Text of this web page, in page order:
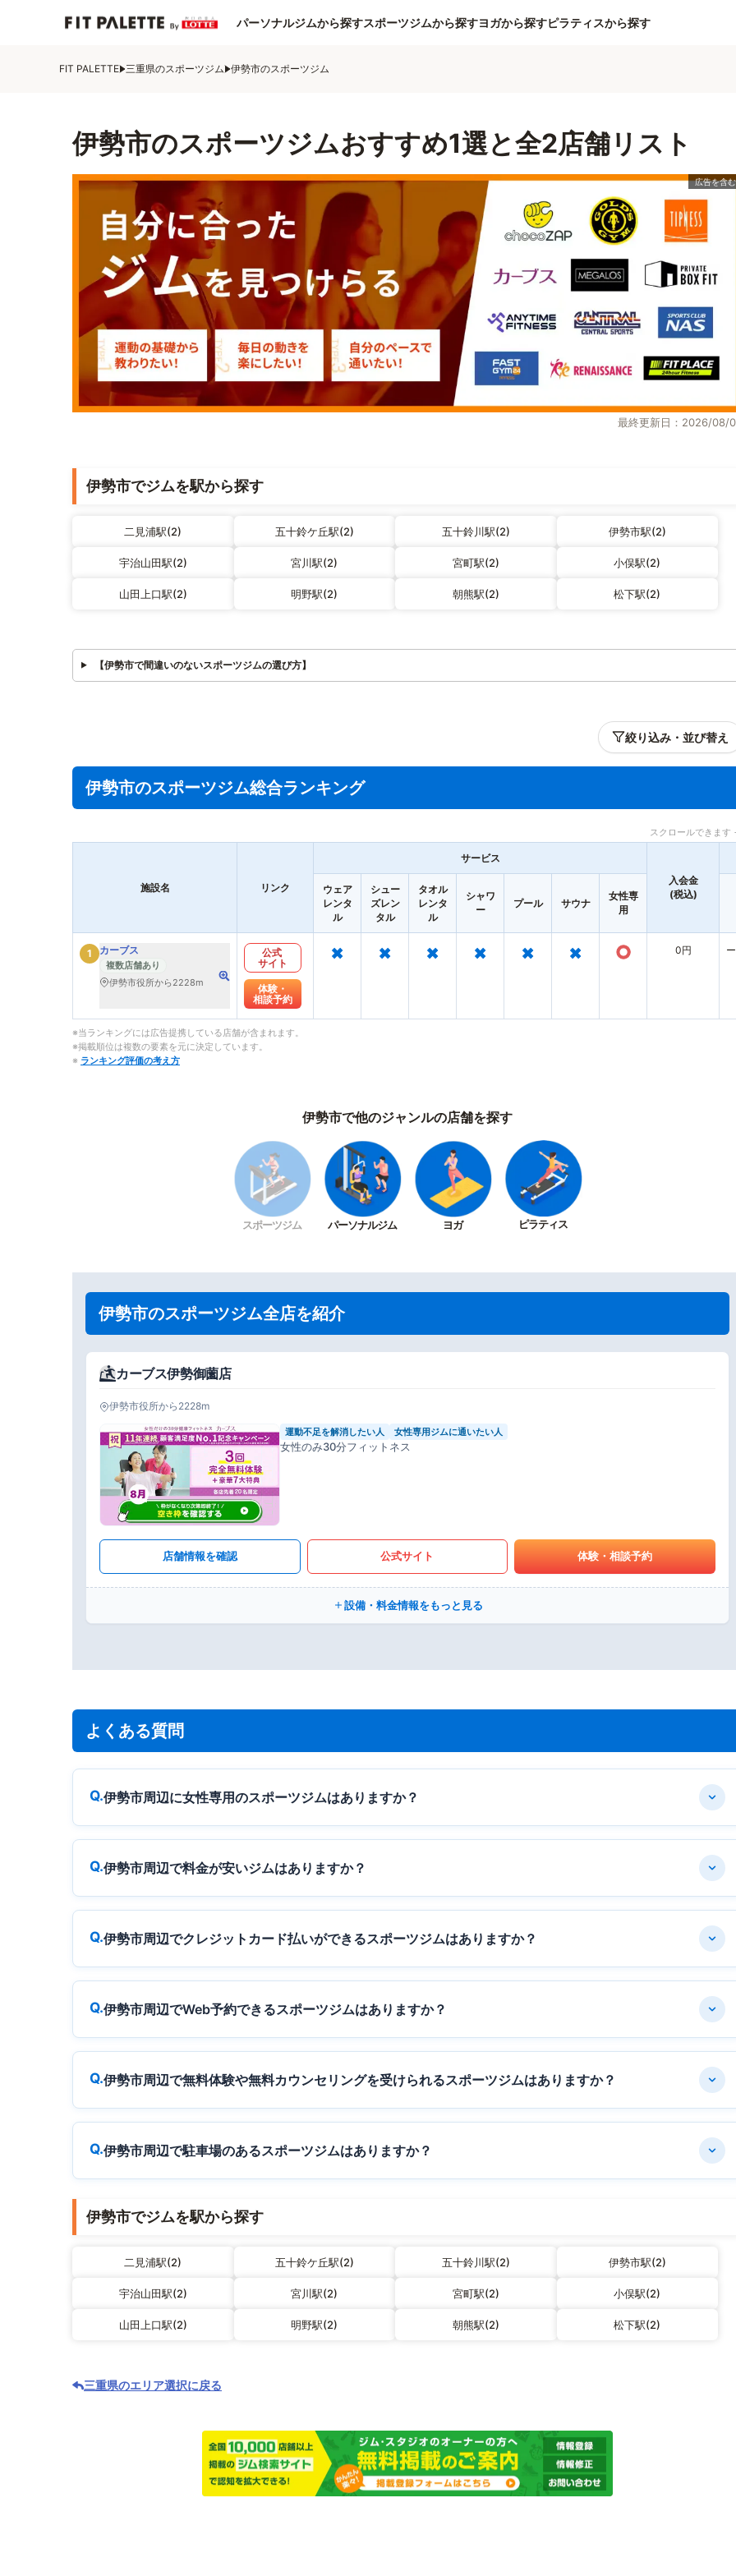
パーソナルジムから探すスポーツジムから探すヨガから探すピラティスから探す
FIT PALETTE 三重県のスポーツジム 伊勢市のスポーツジム
伊勢市のスポーツジムおすすめ1選と全2店舗リスト
最終更新日：2026/08/
伊勢市でジムを駅から探す
二見浦駅(2) 五十鈴ケ丘駅(2) 五十鈴川駅(2) 伊勢市駅(2)
宇治山田駅(2) 宮川駅(2) 宮町駅(2) 小俣駅(2)
山田上口駅(2) 明野駅(2) 朝熊駅(2) 松下駅(2)
【伊勢市で間違いのないスポーツジムの選び方】
絞り込み・並び替え
伊勢市のスポーツジム総合ランキング
スクロールできます
施設名 リンク
サービス
入会金
(税込)
ウェア
レンタ
ル
シュー
ズレン
タル
タオル
レンタ
ル
シャワ
ー
プール サウナ
女性専
用
1 カーブス
複数店舗あり
伊勢市役所から2228m
公式
サイト
体験・
相談予約
× × × × × × ○ 0円 ー
※当ランキングには広告提携している店舗が含まれます。
※掲載順位は複数の要素を元に決定しています。
※ ランキング評価の考え方
伊勢市で他のジャンルの店舗を探す
スポーツジム パーソナルジム ヨガ ピラティス
伊勢市のスポーツジム全店を紹介
カーブス伊勢御薗店
伊勢市役所から2228m
運動不足を解消したい人 女性専用ジムに通いたい人
女性のみ30分フィットネス
店舗情報を確認 公式サイト 体験・相談予約
設備・料金情報をもっと見る
よくある質問
伊勢市周辺に女性専用のスポーツジムはありますか？
伊勢市周辺で料金が安いジムはありますか？
伊勢市周辺でクレジットカード払いができるスポーツジムはありますか？
伊勢市周辺でWeb予約できるスポーツジムはありますか？
伊勢市周辺で無料体験や無料カウンセリングを受けられるスポーツジムはありますか？
伊勢市周辺で駐車場のあるスポーツジムはありますか？
伊勢市でジムを駅から探す
二見浦駅(2) 五十鈴ケ丘駅(2) 五十鈴川駅(2) 伊勢市駅(2)
宇治山田駅(2) 宮川駅(2) 宮町駅(2) 小俣駅(2)
山田上口駅(2) 明野駅(2) 朝熊駅(2) 松下駅(2)
三重県のエリア選択に戻る